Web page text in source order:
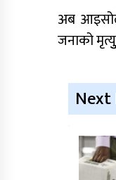
अब
जनाको